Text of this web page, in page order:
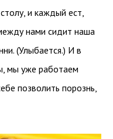
и каждый ест,
нами сидит наша
(Улыбается.) И в
мы уже работаем
позволить порознь,